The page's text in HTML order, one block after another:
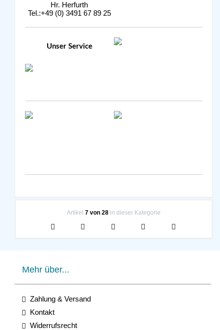
Hr. Herfurth
Tel.:+49 (0) 3491 67 89 25
Unser Service
Artikel 7 von 28 in dieser Kategorie
Mehr über...
Zahlung & Versand
Kontakt
Widerrufsrecht